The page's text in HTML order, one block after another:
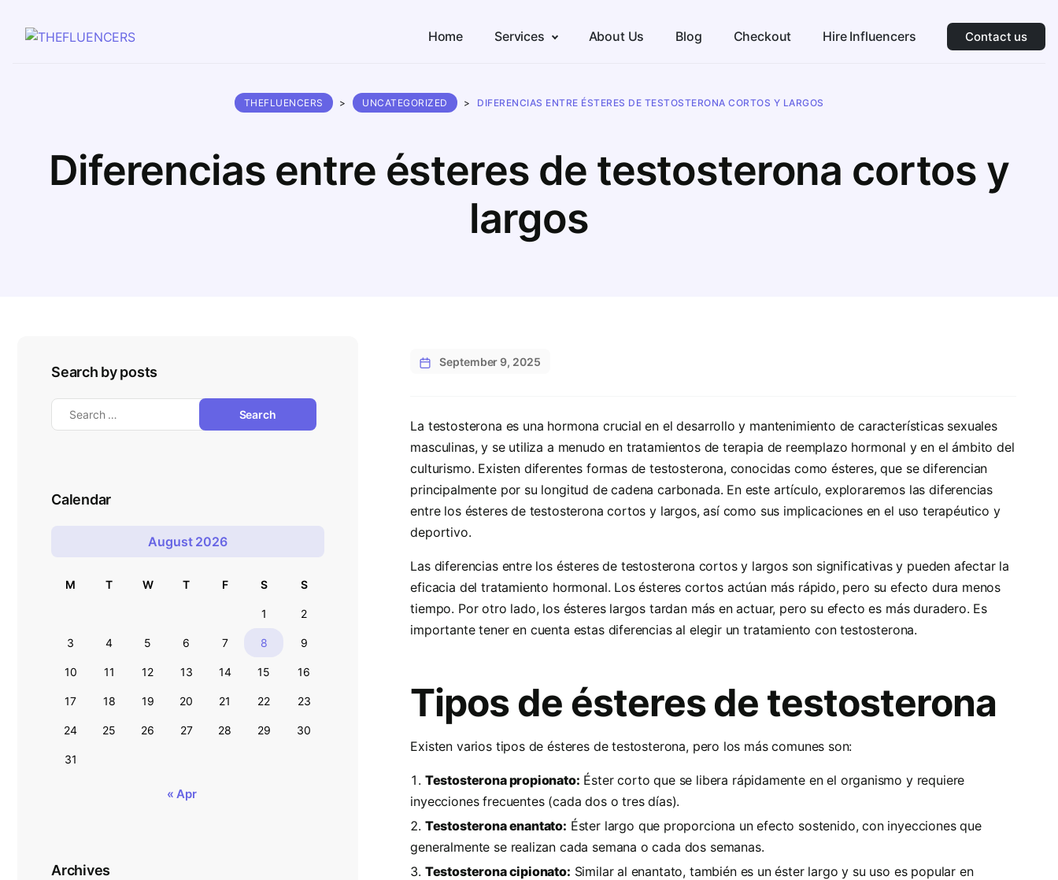
Home Services About Us Blog Checkout Hire Influencers Contact us
Diferencias entre ésteres de testosterona cortos y
largos
THEFLUENCERS > UNCATEGORIZED > DIFERENCIAS ENTRE ÉSTERES DE TESTOSTERONA CORTOS Y LARGOS
September 9, 2025
La testosterona es una hormona crucial en el desarrollo y mantenimiento de características sexuales
masculinas, y se utiliza a menudo en tratamientos de terapia de reemplazo hormonal y en el ámbito del
culturismo. Existen diferentes formas de testosterona, conocidas como ésteres, que se diferencian
principalmente por su longitud de cadena carbonada. En este artículo, exploraremos las diferencias
entre los ésteres de testosterona cortos y largos, así como sus implicaciones en el uso terapéutico y
deportivo.
Las diferencias entre los ésteres de testosterona cortos y largos son significativas y pueden afectar la
eficacia del tratamiento hormonal. Los ésteres cortos actúan más rápido, pero su efecto dura menos
tiempo. Por otro lado, los ésteres largos tardan más en actuar, pero su efecto es más duradero. Es
importante tener en cuenta estas diferencias al elegir un tratamiento con testosterona.
Tipos de ésteres de testosterona
Existen varios tipos de ésteres de testosterona, pero los más comunes son:
Testosterona propionato: Éster corto que se libera rápidamente en el organismo y requiere
inyecciones frecuentes (cada dos o tres días).
Testosterona enantato: Éster largo que proporciona un efecto sostenido, con inyecciones que
generalmente se realizan cada semana o cada dos semanas.
Testosterona cipionato: Similar al enantato, también es un éster largo y su uso es popular en
Search by posts
Calendar
August 2026
M T W T F S S
1 2
3 4 5 6 7 8 9
10 11 12 13 14 15 16
17 18 19 20 21 22 23
24 25 26 27 28 29 30
31
« Apr
Archives